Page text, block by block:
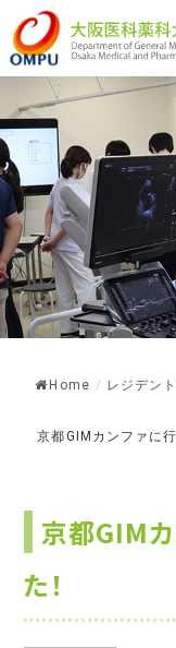
Home / レジデン
京都GIMカンファに
京都GIMカ
た！